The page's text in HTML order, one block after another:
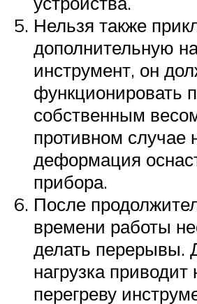
Нельзя также
дополнительную
инструмент, он
функционировать
собственным
противном случае
деформация
прибора.
После
времени работы
делать перерывы.
нагрузка приводит
перегреву